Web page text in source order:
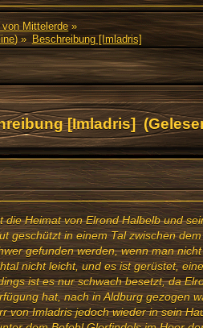
Mittelerde»
) » Beschreibung [Imladris]
[Imladris]
Heimat von Elrond Halbelb und
geschützt in einem Tal zwischen
gefunden werden, wenn man
nicht leicht, und es ist gerüstet,
ist es nur schwach besetzt, da
hat, nach in Aldburg gezogen
von Imladris jedoch wieder in sein